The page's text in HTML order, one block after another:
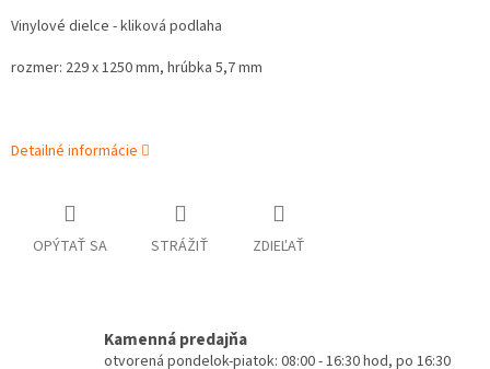
Vinylové dielce - kliková podlaha
rozmer: 229 x 1250 mm, hrúbka 5,7 mm
Detailné informácie
OPÝTAŤ SA STRÁŽIŤ ZDIEĽAŤ
Kamenná predajňa
otvorená pondelok-piatok: 08:00 - 16:30 hod, po 16:30